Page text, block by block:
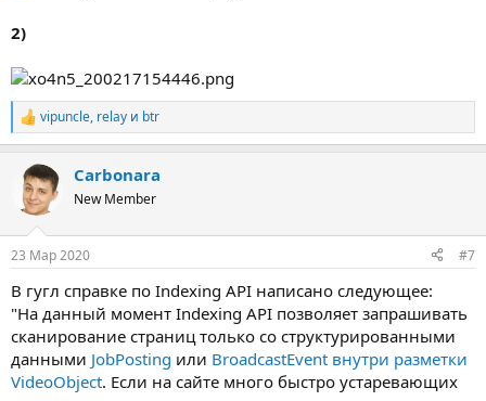
2)
Р
е
к
ц
и
vipuncle, relay и btr
Carbonara
New Member
23 Мар 2020 #7
В гугл справке по Indexing API написано следующее:
"На данный момент Indexing API позволяет запрашивать
сканирование страниц только со структурированными
данными JobPosting или BroadcastEvent внутри разметки
VideoObject. Если на сайте много быстро устаревающих